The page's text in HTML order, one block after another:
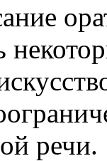
речи.